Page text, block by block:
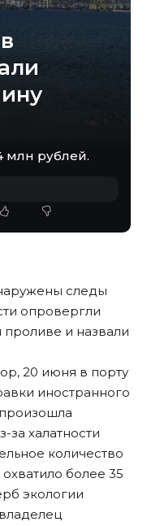
млн рублей.
следы
опровергли
и назвали
20 июня в порту
иностранного
за халатности
количество
более 35
экологии